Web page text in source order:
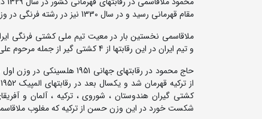
مقام قهرمانی رسید و در سال 1330 نیز در رشته فرنگی در وزن اول قهرمان کشور شد .
و تیم ایران در این رقابتها از 4 کشتی گیر از جمله مرحوم علی سعادت و مرحوم غفاری تشکیل شده بود .
حاج محمود در رقابتهای جهانی
کشتی گیران هندوستان ، شوروی ، ترکیه ، آلمان و
شکست خورد در این وزن حسن از ترکیه که مغلوب